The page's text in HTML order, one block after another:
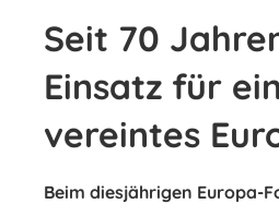
Seit 70
Einsatz für ein
vereintes
Beim diesjährigen Europa-